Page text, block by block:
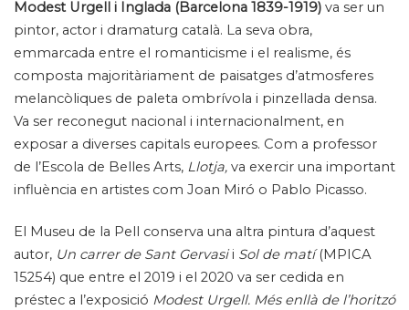
Modest Urgell i Inglada (Barcelona 1839-1919) va ser un
pintor, actor i dramaturg català. La seva obra,
emmarcada entre el romanticisme i el realisme, és
composta majoritàriament de paisatges d’atmosferes
melancòliques de paleta ombrívola i pinzellada densa.
Va ser reconegut nacional i internacionalment, en
exposar a diverses capitals europees. Com a professor
de l’Escola de Belles Arts, Llotja, va exercir una important
influència en artistes com Joan Miró o Pablo Picasso.
El Museu de la Pell conserva una altra pintura d’aquest
autor, Un carrer de Sant Gervasii Sol de matí(MPICA
15254) que entre el 2019 i el 2020 va ser cedida en
préstec a l’exposició Modest Urgell. Més enllà de l’horitzó